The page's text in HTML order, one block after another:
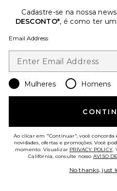
AHA CHEMISTRY CHEMISTRY
$20
Cadastre-se na nossa
DESCONTO*, é como ter
Email Address
Mulheres Homens
Ao clicar em "Continuar", você
novidades, ofertas e promoções. Você
momento. Visualizar PRIVACY POLICY.
Califórnia, consulte nosso AVISO
No thanks, just